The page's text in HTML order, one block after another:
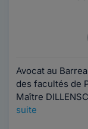
Avocat au
des facultés de
Maître
suite